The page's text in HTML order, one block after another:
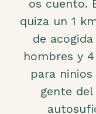
os cuento.
quiza un 1
de
hombres y
para
gente